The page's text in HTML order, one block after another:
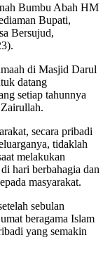
Bumbu Abah HM
Bupati,
Bersujud,
di Masjid Darul
datang
setiap tahunnya
secara pribadi
tidaklah
melakukan
hari berbahagia dan
masyarakat.
sebulan
beragama Islam
yang semakin